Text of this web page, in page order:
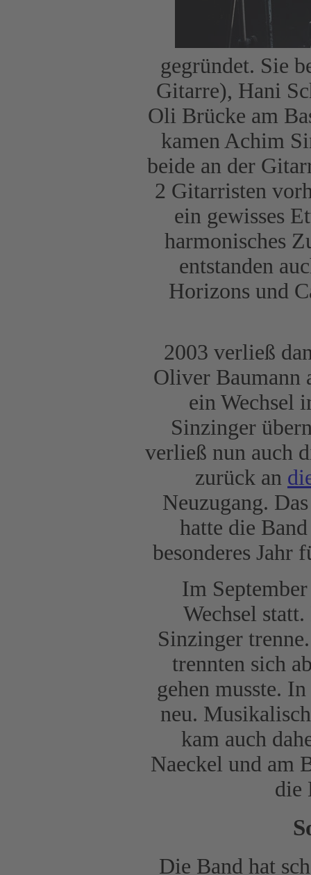
gegründet. Sie
Gitarre), Hani
Oli Brücke am
kamen Achim
beide an der
2 Gitarristen
ein gewisses
harmonisches
entstanden
Horizons und
2003 verließ
Oliver Baumann
ein Wechsel
Sinzinger
verließ nun auch
zurück an
Neuzugang.
hatte die
besonderes
Im
Wechsel
Sinzinger
trennten sich
gehen musste.
neu.
kam auch
Naeckel und am
die
Die Band hat